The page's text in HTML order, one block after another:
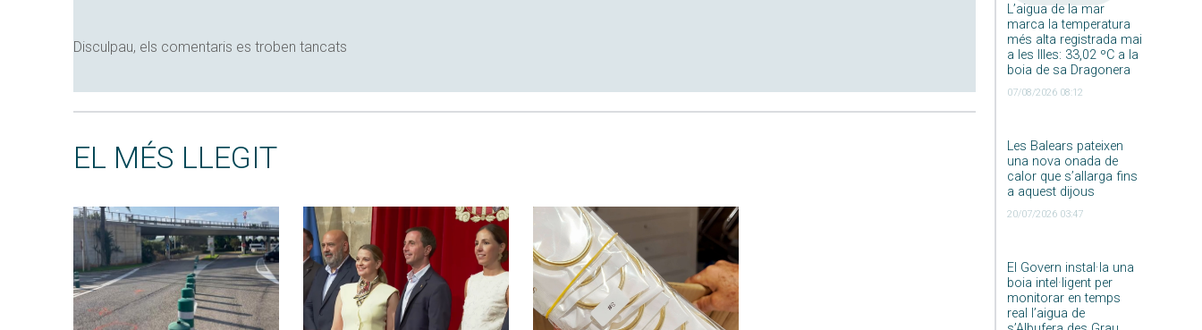
L’aigua de la mar
marca la temperatura
més alta registrada mai
a les Illes: 33,02 ºC a la
boia de sa Dragonera
07/08/2026 08:12
Les Balears pateixen
una nova onada de
calor que s’allarga fins
a aquest dijous
20/07/2026 03:47
El Govern instal·la una
boia intel·ligent per
monitorar en temps
real l’aigua de
Disculpau, els comentaris es troben tancats
EL MÉS LLEGIT